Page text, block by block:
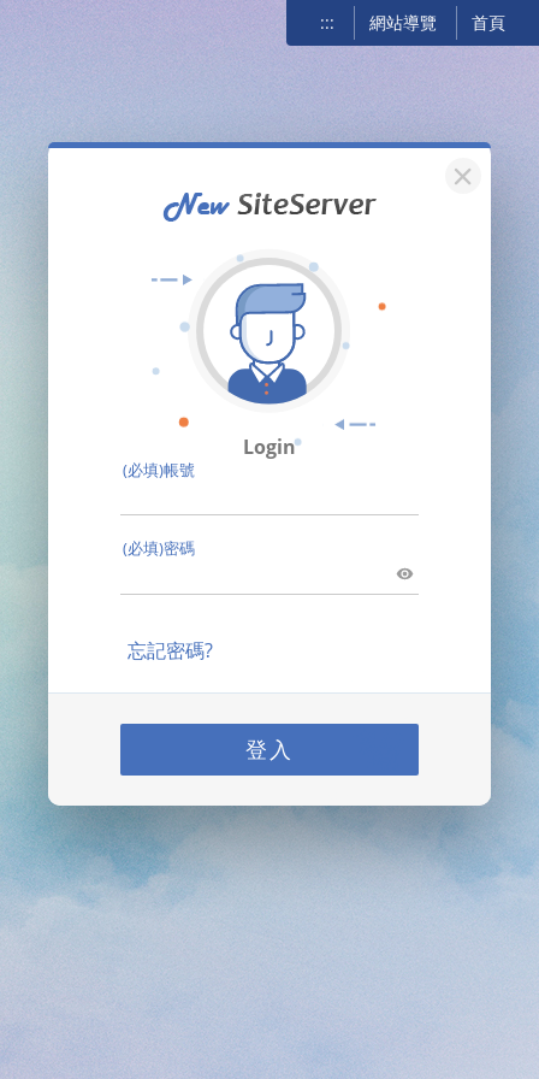
::: 網站導覽 首頁
關閉
Login
(必填)帳號
(必填)密碼
忘記密碼?
登入